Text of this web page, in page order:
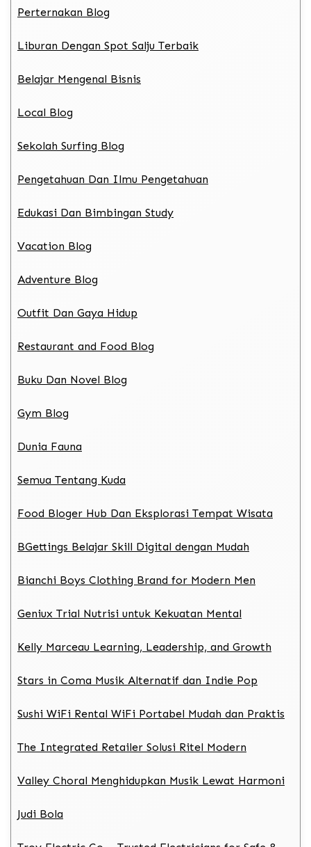
Perternakan Blog
Liburan Dengan Spot Salju Terbaik
Belajar Mengenal Bisnis
Local Blog
Sekolah Surfing Blog
Pengetahuan Dan Ilmu Pengetahuan
Edukasi Dan Bimbingan Study
Vacation Blog
Adventure Blog
Outfit Dan Gaya Hidup
Restaurant and Food Blog
Buku Dan Novel Blog
Gym Blog
Dunia Fauna
Semua Tentang Kuda
Food Bloger Hub Dan Eksplorasi Tempat Wisata
BGettings Belajar Skill Digital dengan Mudah
Bianchi Boys Clothing Brand for Modern Men
Geniux Trial Nutrisi untuk Kekuatan Mental
Kelly Marceau Learning, Leadership, and Growth
Stars in Coma Musik Alternatif dan Indie Pop
Sushi WiFi Rental WiFi Portabel Mudah dan Praktis
The Integrated Retailer Solusi Ritel Modern
Valley Choral Menghidupkan Musik Lewat Harmoni
Judi Bola